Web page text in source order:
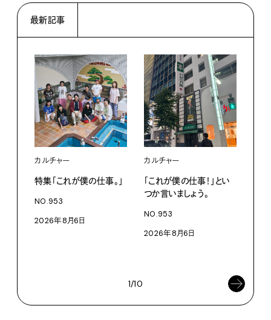
最新記事
カルチャー
特集「これが僕の仕事。」
NO.953
2026年8月6日
カルチャー
「これが僕の仕事！」とい
つか言いましょう。
NO.953
2026年8月6日
1/10